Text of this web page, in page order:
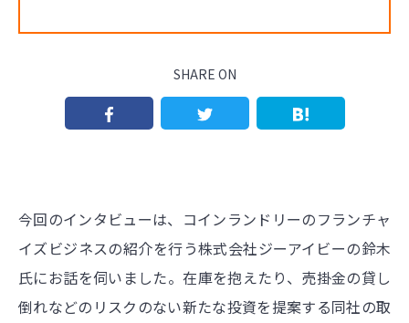
SHARE ON
今回のインタビューは、コインランドリーのフランチャ
イズビジネスの紹介を行う株式会社ジーアイビーの鈴木
氏にお話を伺いました。在庫を抱えたり、売掛金の貸し
倒れなどのリスクのない新たな投資を提案する同社の取